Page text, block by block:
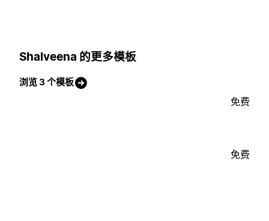
Shalveena 的更多模板
浏览 3 个模板
免费
免费